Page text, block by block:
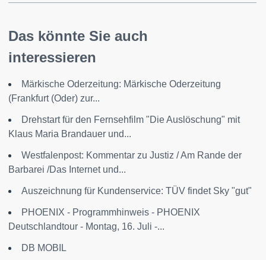
Das könnte Sie auch
interessieren
Märkische Oderzeitung: Märkische Oderzeitung
(Frankfurt (Oder) zur...
Drehstart für den Fernsehfilm "Die Auslöschung" mit
Klaus Maria Brandauer und...
Westfalenpost: Kommentar zu Justiz / Am Rande der
Barbarei /Das Internet und...
Auszeichnung für Kundenservice: TÜV findet Sky "gut"
PHOENIX - Programmhinweis - PHOENIX
Deutschlandtour - Montag, 16. Juli -...
DB MOBIL